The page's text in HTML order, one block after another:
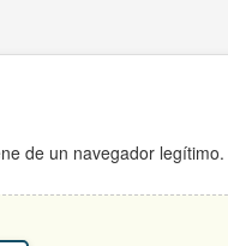
de un navegador legítimo.